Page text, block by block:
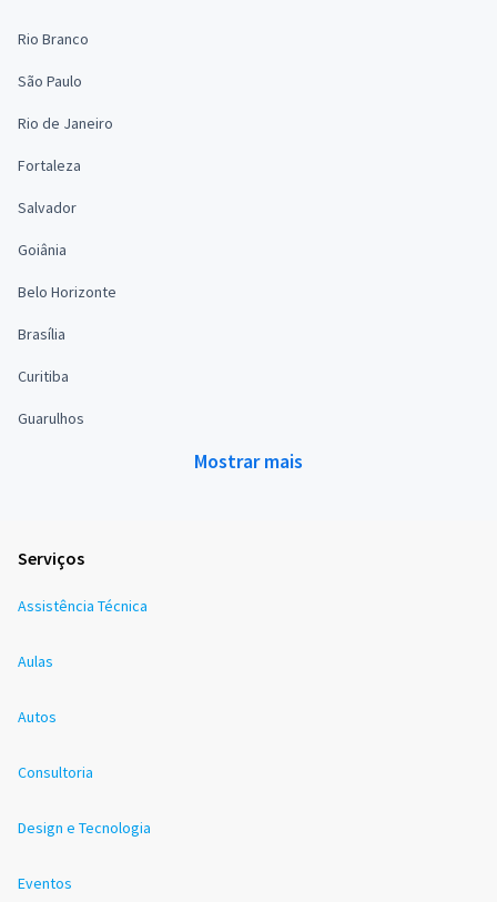
Rio Branco
São Paulo
Rio de Janeiro
Fortaleza
Salvador
Goiânia
Belo Horizonte
Brasília
Curitiba
Guarulhos
Mostrar mais
Serviços
Assistência Técnica
Aulas
Autos
Consultoria
Design e Tecnologia
Eventos